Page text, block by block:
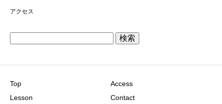
アクセス
Top
Lesson
Access
Contact